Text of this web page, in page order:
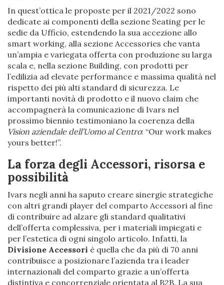
In quest’ottica le proposte per il 2021/2022 sono
dedicate ai componenti della sezione Seating per le
sedie da Ufficio, estendendo la sua accezione allo
smart working, alla sezione Accessories che vanta
un’ampia e variegata offerta con produzione su larga
scala e, nella sezione Building, con prodotti per
l’edilizia ad elevate performance e massima qualità nel
rispetto dei più alti standard di sicurezza. Le
importanti novità di prodotto e il nuovo claim che
accompagnerà la comunicazione di Ivars nel
prossimo biennio testimoniano la coerenza della
Vision aziendale dell’Uomo al Centro: “Our work makes
yours better!”.
La forza degli Accessori, risorsa e
possibilità
Ivars negli anni ha saputo creare sinergie strategiche
con altri grandi player del comparto Accessori al fine
di contribuire ad alzare gli standard qualitativi
dell’offerta complessiva, per i materiali impiegati e
per l’estetica di ogni singolo articolo. Infatti, la
Divisione Accessori è quella che da più di 70 anni
contribuisce a posizionare l’azienda tra i leader
internazionali del comparto grazie a un’offerta
distintiva e concorrenziale orientata al B2B. La sua